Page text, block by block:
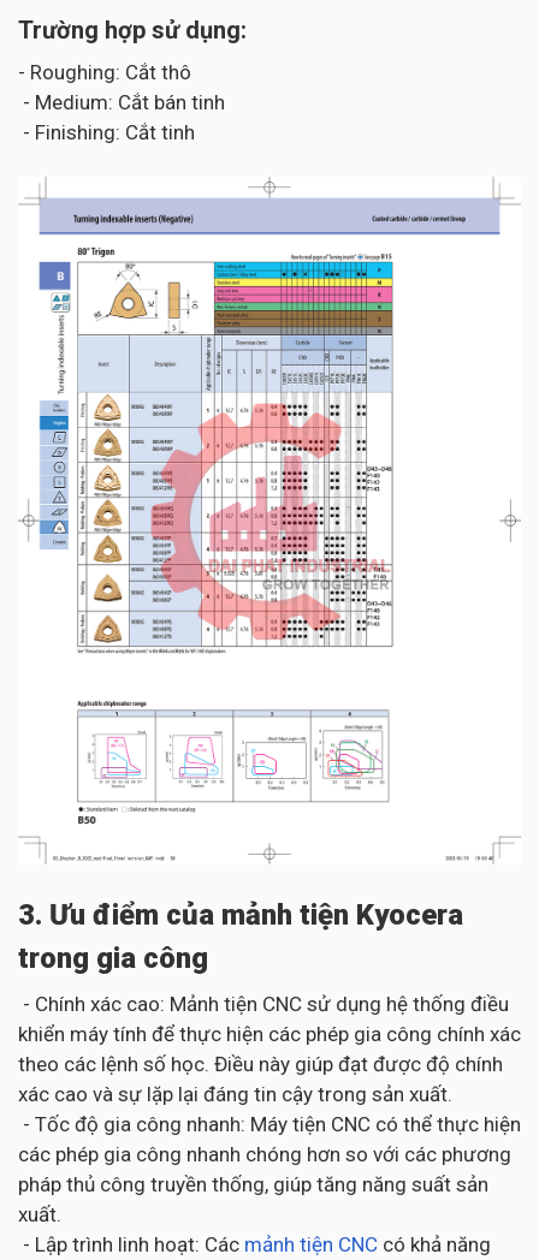
Trường hợp sử dụng:
- Roughing: Cắt thô
- Medium: Cắt bán tinh
- Finishing: Cắt tinh
3. Ưu điểm của mảnh tiện Kyocera
trong gia công
- Chính xác cao: Mảnh tiện CNC sử dụng hệ thống điều
khiển máy tính để thực hiện các phép gia công chính xác
theo các lệnh số học. Điều này giúp đạt được độ chính
xác cao và sự lặp lại đáng tin cậy trong sản xuất.
- Tốc độ gia công nhanh: Máy tiện CNC có thể thực hiện
các phép gia công nhanh chóng hơn so với các phương
pháp thủ công truyền thống, giúp tăng năng suất sản
xuất.
- Lập trình linh hoạt: Các mảnh tiện CNC có khả năng